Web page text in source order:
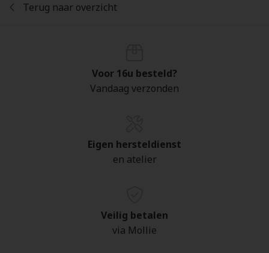
Terug naar overzicht
Voor 16u besteld?
Vandaag verzonden
Eigen hersteldienst
en atelier
Veilig betalen
via Mollie